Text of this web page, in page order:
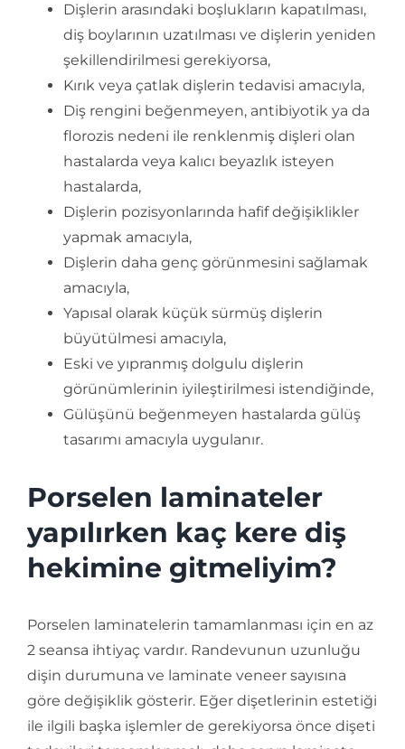
Dişlerin arasındaki boşlukların kapatılması,
diş boylarının uzatılması ve dişlerin yeniden
şekillendirilmesi gerekiyorsa,
Kırık veya çatlak dişlerin tedavisi amacıyla,
Diş rengini beğenmeyen, antibiyotik ya da
florozis nedeni ile renklenmiş dişleri olan
hastalarda veya kalıcı beyazlık isteyen
hastalarda,
Dişlerin pozisyonlarında hafif değişiklikler
yapmak amacıyla,
Dişlerin daha genç görünmesini sağlamak
amacıyla,
Yapısal olarak küçük sürmüş dişlerin
büyütülmesi amacıyla,
Eski ve yıpranmış dolgulu dişlerin
görünümlerinin iyileştirilmesi istendiğinde,
Gülüşünü beğenmeyen hastalarda gülüş
tasarımı amacıyla uygulanır.
Porselen laminateler
yapılırken kaç kere diş
hekimine gitmeliyim?
Porselen laminatelerin tamamlanması için en az
2 seansa ihtiyaç vardır. Randevunun uzunluğu
dişin durumuna ve laminate veneer sayısına
göre değişiklik gösterir. Eğer dişetlerinin estetiği
ile ilgili başka işlemler de gerekiyorsa önce dişeti